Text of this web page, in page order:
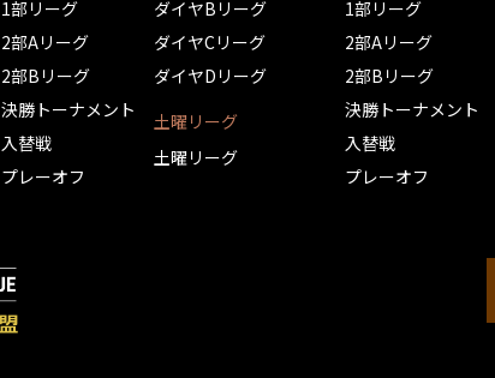
1部リーグ
2部Aリーグ
2部Bリーグ
決勝トーナメント
入替戦
プレーオフ
ダイヤBリーグ
ダイヤCリーグ
ダイヤDリーグ
土曜リーグ
土曜リーグ
1部リーグ
2部Aリーグ
2部Bリーグ
決勝トーナメント
入替戦
プレーオフ